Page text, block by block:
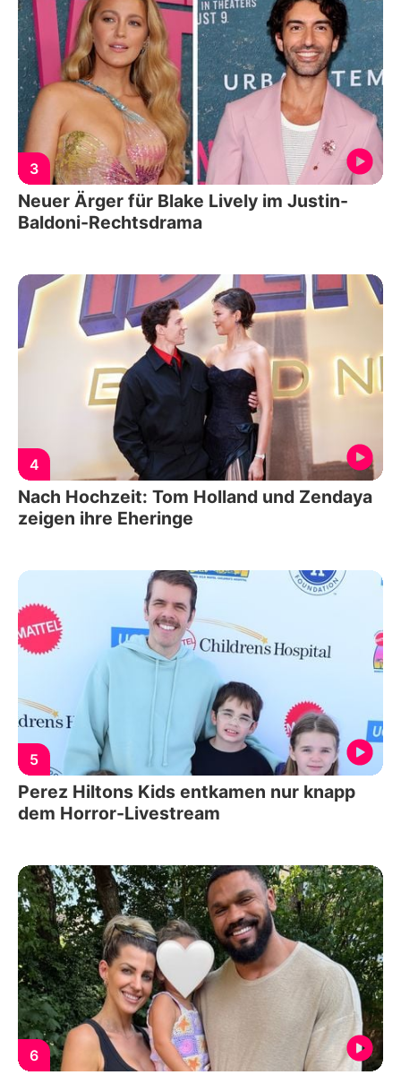
3
Neuer Ärger für Blake Lively im Justin-
Baldoni-Rechtsdrama
4
Nach Hochzeit: Tom Holland und Zendaya
zeigen ihre Eheringe
5
Perez Hiltons Kids entkamen nur knapp
dem Horror-Livestream
6